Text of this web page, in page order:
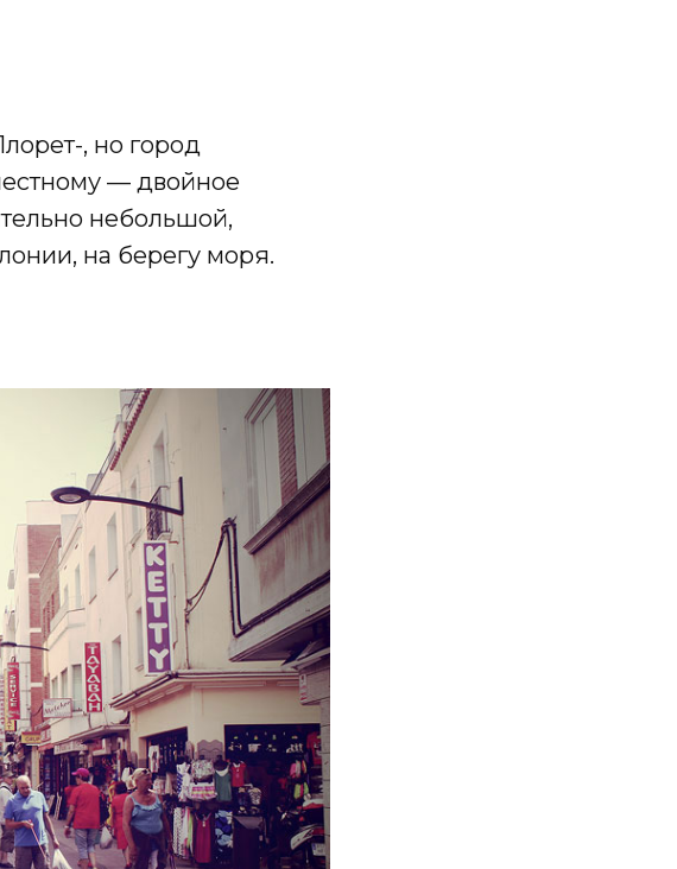
, но город
— двойное
небольшой,
на берегу моря.